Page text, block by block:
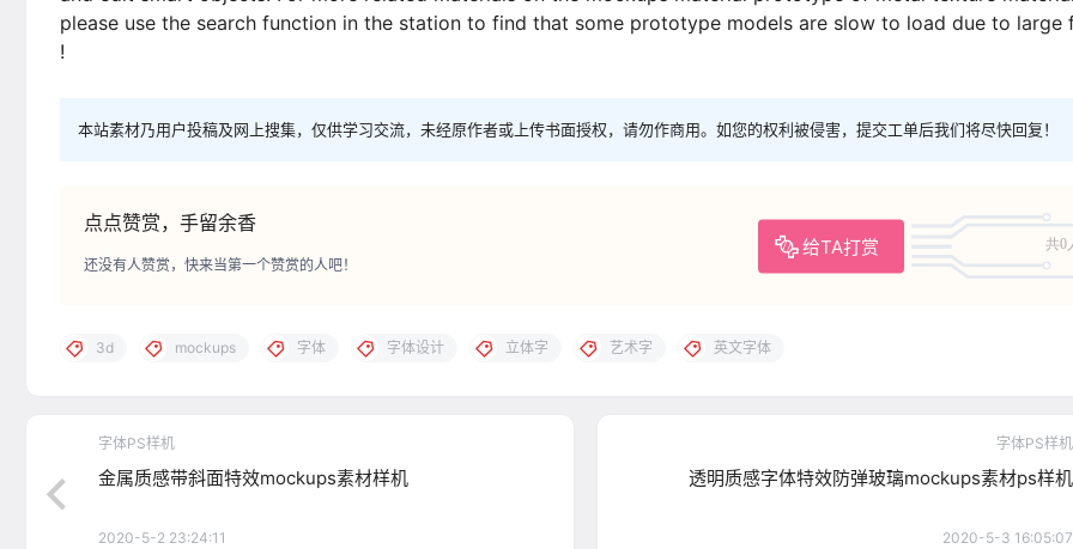
please use the search function in the station to find that some prototype models are slow to load due to large
!
本站素材乃用户投稿及网上搜集，仅供学习交流，未经原作者或上传书面授权，请勿作商用。如您的权利被侵害，提交工单后我们将尽快回复！
点点赞赏，手留余香
给TA打赏 共0
还没有人赞赏，快来当第一个赞赏的人吧！
3d mockups 字体 字体设计 立体字 艺术字 英文字体
字体PS样机
金属质感带斜面特效mockups素材样机
2020-5-2 23:24:11
字体PS样机
透明质感字体特效防弹玻璃mockups素材ps样机
2020-5-3 16:05:07